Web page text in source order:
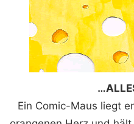
Ein Comic-Maus liegt